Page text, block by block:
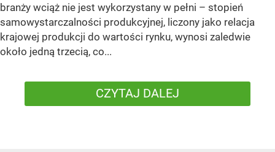
branży wciąż nie jest wykorzystany w pełni – stopień
samowystarczalności produkcyjnej, liczony jako relacja
krajowej produkcji do wartości rynku, wynosi zaledwie
około jedną trzecią, co...
CZYTAJ DALEJ